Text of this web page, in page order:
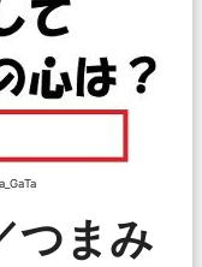
つまみ